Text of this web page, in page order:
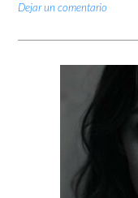
Dejar un comentario